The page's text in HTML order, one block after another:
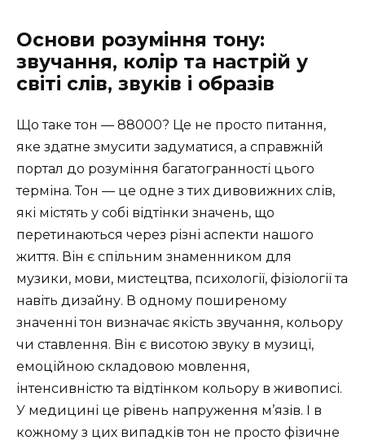
Основи розуміння тону:
звучання, колір та настрій у
світі слів, звуків і образів
Що таке тон — 88000? Це не просто питання,
яке здатне змусити задуматися, а справжній
портал до розуміння багатогранності цього
терміна. Тон — це одне з тих дивовижних слів,
які містять у собі відтінки значень, що
перетинаються через різні аспекти нашого
життя. Він є спільним знаменником для
музики, мови, мистецтва, психології, фізіології та
навіть дизайну. В одному поширеному
значенні тон визначає якість звучання, кольору
чи ставлення. Він є висотою звуку в музиці,
емоційною складовою мовлення,
інтенсивністю та відтінком кольору в живописі.
У медицині це рівень напруження м’язів. І в
кожному з цих випадків тон не просто фізичне